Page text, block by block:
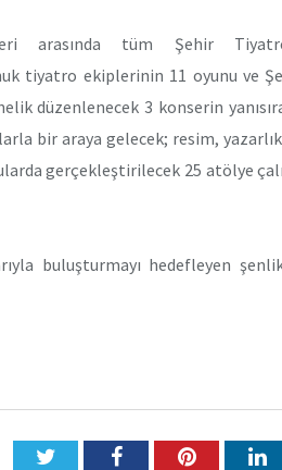
arasında tüm Şehir
tiyatro ekiplerinin 11 oyunu ve
düzenlenecek 3 konserin
bir araya gelecek; resim,
gerçekleştirilecek 25 atölye
buluşturmayı hedefleyen
TwitterFacebookPinterest